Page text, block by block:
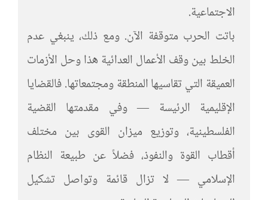
الاجتماعية.
باتت الحرب متوقفة الآن. ومع ذلك، ينبغي عدم
الخلط بين وقف الأعمال العدائية هذا وحل الأزمات
العميقة التي تقاسيها المنطقة ومجتمعاتها. فالقضايا
الإقليمية الرئيسة — وفي مقدمتها القضية
الفلسطينية، وتوزيع ميزان القوى بين مختلف
أقطاب القوة والنفوذ، فضلاً عن طبيعة النظام
الإسلامي — لا تزال قائمة وتواصل تشكيل